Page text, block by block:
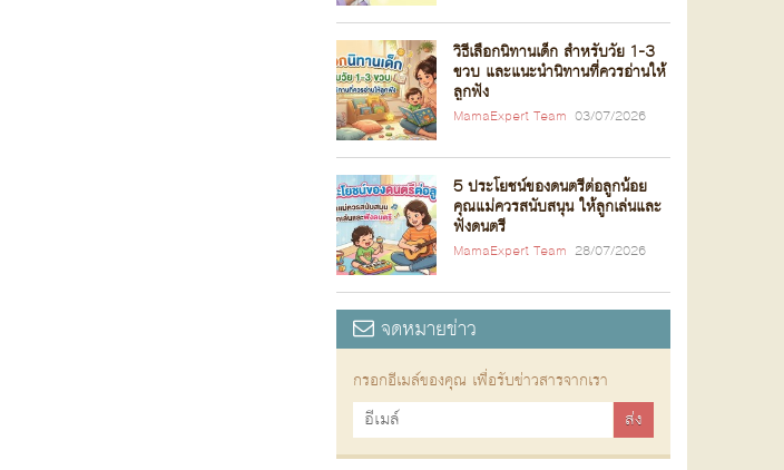
วิธีเลือกนิทานเด็ก สำหรับวัย 1-3
ขวบ และแนะนำนิทานที่ควรอ่านให้
ลูกฟัง
MamaExpert Team 03/07/2026
5 ประโยชน์ของดนตรีต่อลูกน้อย
คุณแม่ควรสนับสนุน ให้ลูกเล่นและ
ฟังดนตรี
MamaExpert Team 28/07/2026
จดหมายข่าว
กรอกอีเมล์ของคุณ เพื่อรับข่าวสารจากเรา